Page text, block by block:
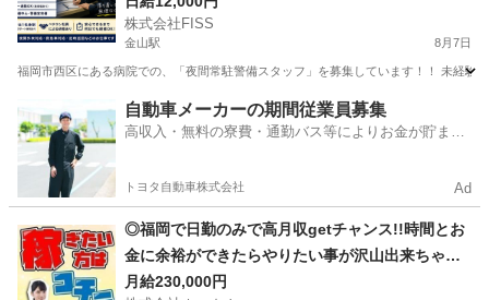
株式会社FISS
金山駅 8月7日
福岡市西区にある病院での、「夜間常駐警備スタッフ」を募集しています！！ 未経
金山駅 警備員 スタッフ
自動車メーカーの期間従業員募集
高収入・無料の寮費・通勤バス等によりお金が貯まり
トヨタ自動車株式会社 Ad
◎福岡で日勤のみで高月収getチャンス!!時間とお
金に余裕ができたらやりたい事が沢山出来ちゃう
☆
月給230,000円